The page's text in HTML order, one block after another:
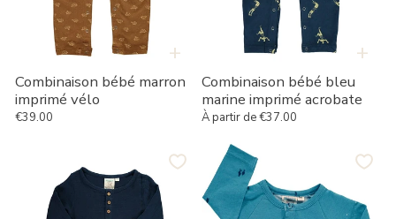
+
Combinaison bébé marron
imprimé vélo
Prix habituel
€39.00
+
Combinaison bébé bleu
marine imprimé acrobate
Prix habituel
À partir de €37.00
mousseline
Combinaison
bébé
manches
longues